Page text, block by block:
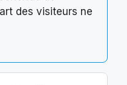
des visiteurs ne